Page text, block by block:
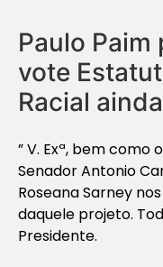
Paulo Paim
vote
Racial
” V. Exª, bem como
Senador Antonio
Roseana Sarney
daquele projeto.
Presidente.